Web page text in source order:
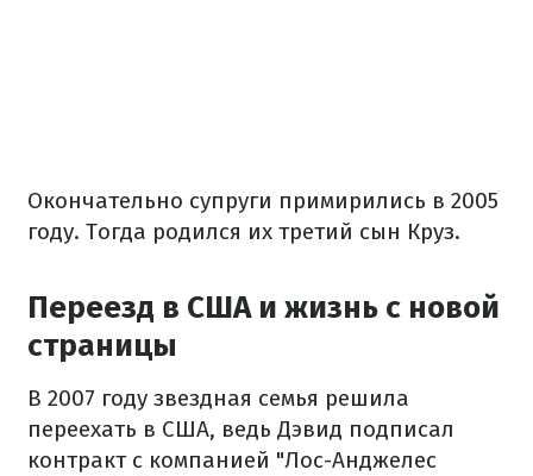
Окончательно супруги примирились в 2005
году. Тогда родился их третий сын Круз.
Переезд в США и жизнь с новой
страницы
В 2007 году звездная семья решила
переехать в США, ведь Дэвид подписал
контракт с компанией "Лос-Анджелес